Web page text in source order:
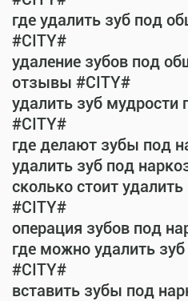
где удалить зуб под
#CITY#
удаление зубов под
отзывы #CITY#
удалить зуб
#CITY#
где делают зубы под
удалить зуб под
сколько стоит
#CITY#
операция зубов под
где можно удалить
#CITY#
вставить зубы под